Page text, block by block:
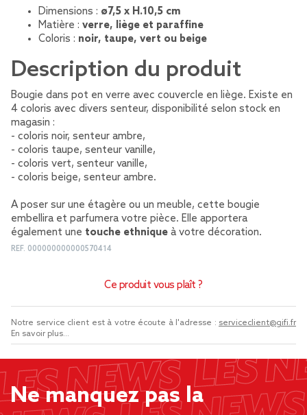
Dimensions : ø7,5 x H.10,5 cm
Matière : verre, liège et paraffine
Coloris : noir, taupe, vert ou beige
Description du produit
Bougie dans pot en verre avec couvercle en liège. Existe en
4 coloris avec divers senteur, disponibilité selon stock en
magasin :
- coloris noir, senteur ambre,
- coloris taupe, senteur vanille,
- coloris vert, senteur vanille,
- coloris beige, senteur ambre.
A poser sur une étagère ou un meuble, cette bougie
embellira et parfumera votre pièce. Elle apportera
également une touche ethnique à votre décoration.
REF. 000000000000570414
Ce produit vous plaît ?
Notre service client est à votre écoute à l'adresse : serviceclient@gifi.fr
En savoir plus...
Ne manquez pas la